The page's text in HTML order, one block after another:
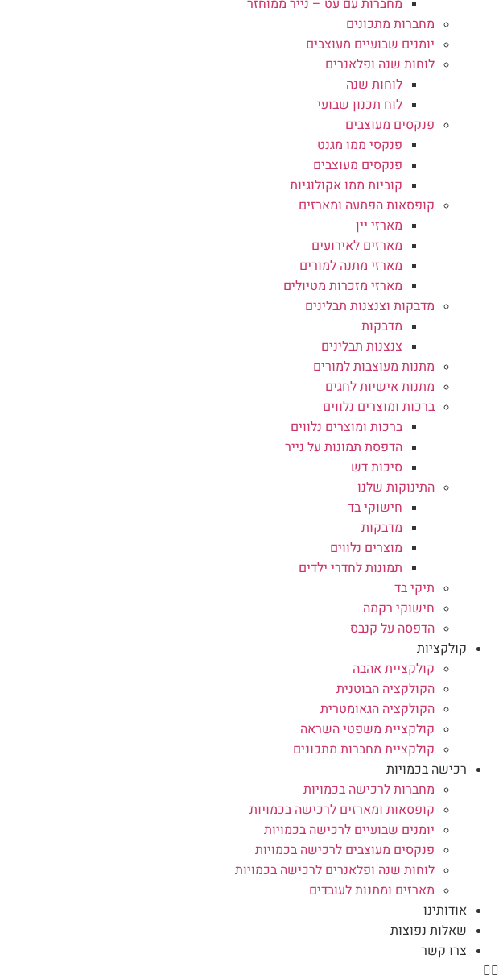
מחברות מתכונים
יומנים שבועיים מעוצבים
לוחות שנה ופלאנרים
לוחות שנה
לוח תכנון שבועי
פנקסים מעוצבים
פנקסי ממו מגנט
פנקסים מעוצבים
קוביות ממו אקולוגיות
קופסאות הפתעה ומארזים
מארזי יין
מארזים לאירועים
מארזי מתנה למורים
מארזי מזכרות מטיולים
מדבקות וצנצנות תבלינים
מדבקות
צנצנות תבלינים
מתנות מעוצבות למורים
מתנות אישיות לחגים
ברכות ומוצרים נלווים
ברכות ומוצרים נלווים
הדפסת תמונות על נייר
סיכות דש
התינוקות שלנו
חישוקי בד
מדבקות
מוצרים נלווים
תמונות לחדרי ילדים
תיקי בד
חישוקי רקמה
הדפסה על קנבס
קולקציות
קולקציית אהבה
הקולקציה הבוטנית
הקולקציה הגאומטרית
קולקציית משפטי השראה
קולקציית מחברות מתכונים
רכישה בכמויות
מחברות לרכישה בכמויות
קופסאות ומארזים לרכישה בכמויות
יומנים שבועיים לרכישה בכמויות
פנקסים מעוצבים לרכישה בכמויות
לוחות שנה ופלאנרים לרכישה בכמויות
מארזים ומתנות לעובדים
אודותינו
שאלות נפוצות
צרו קשר